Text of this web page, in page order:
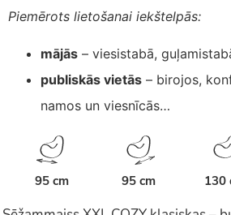
Piemērots lietošanai iekštelpās:
mājās – viesistabā,
publiskās vietās – birojos,
namos un viesnīcās…
95 cm 95 cm 130